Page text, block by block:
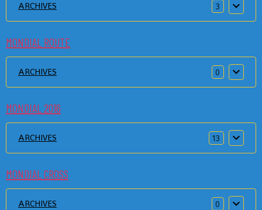
ARCHIVES 3
MONDIAL ROUTE
ARCHIVES 0
MONDIAL 2016
ARCHIVES 13
MONDIAL CROSS
ARCHIVES 0